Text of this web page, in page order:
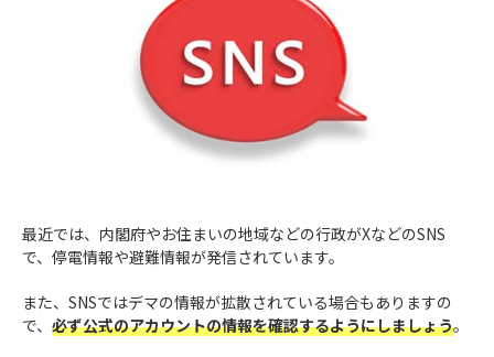
最近では、内閣府やお住まいの地域などの行政がXなどのSNS
で、停電情報や避難情報が発信されています。
また、SNSではデマの情報が拡散されている場合もありますの
で、 必ず公式のアカウントの情報を確認するようにしましょう。